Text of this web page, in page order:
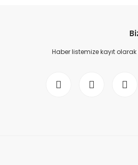
Haber listemize kayıt